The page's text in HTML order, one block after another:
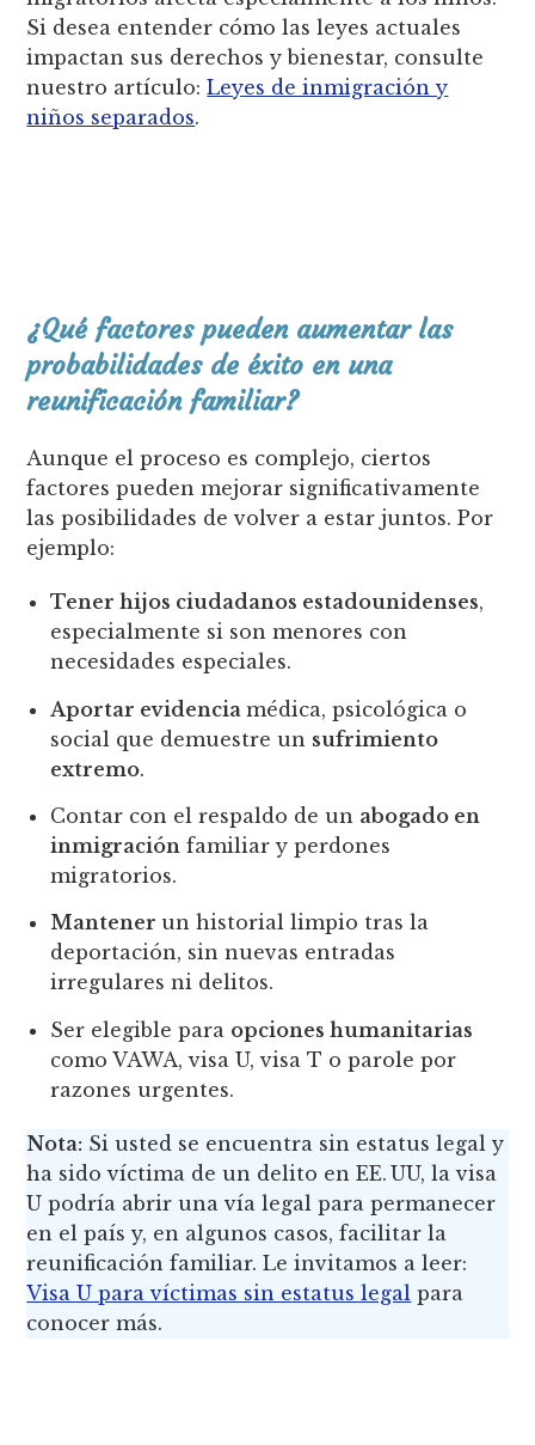
Si desea entender cómo las leyes actuales
impactan sus derechos y bienestar, consulte
nuestro artículo:Leyes de inmigración y
niños separados.
¿Qué factores pueden aumentar las
probabilidades de éxito en una
reunificación familiar?
Aunque el proceso es complejo, ciertos
factores pueden mejorar significativamente
las posibilidades de volver a estar juntos. Por
ejemplo:
Tener hijos ciudadanos estadounidenses,
especialmente si son menores con
necesidades especiales.
Aportar evidenciamédica, psicológica o
social que demuestre un sufrimiento
extremo.
Contar con el respaldo de un abogado en
inmigración familiar y perdones
migratorios.
Mantenerun historial limpio tras la
deportación, sin nuevas entradas
irregulares ni delitos.
Ser elegible para opciones humanitarias
como VAWA, visa U, visa T o parole por
razones urgentes.
Nota: Si usted se encuentra sin estatus legal y
ha sido víctima de un delito en EE. UU, la visa
U podría abrir una vía legal para permanecer
en el país y, en algunos casos, facilitar la
reunificación familiar. Le invitamos a leer:
Visa U para víctimas sin estatus legal para
conocer más.